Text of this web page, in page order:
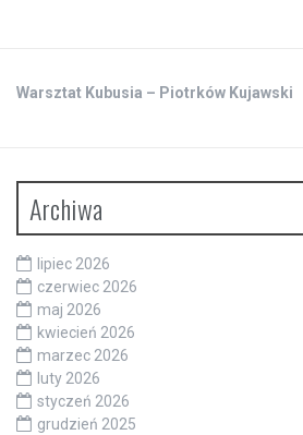
Warsztat Kubusia – Piotrków Kujawski
Archiwa
lipiec 2026
czerwiec 2026
maj 2026
kwiecień 2026
marzec 2026
luty 2026
styczeń 2026
grudzień 2025